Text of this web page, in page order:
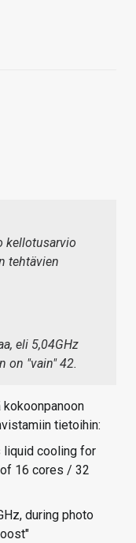
kellotusarvio
tehtävien
eli 5,04GHz
on "vain" 42.
tietoihin:
liquid cooling for
16 cores / 32
during photo